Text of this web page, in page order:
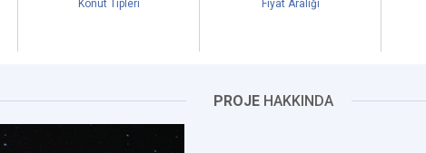
Konut Tipleri Fiyat Aralığı
PROJE HAKKINDA